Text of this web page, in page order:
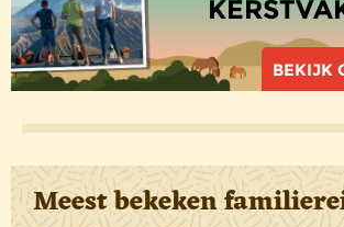
Meest bekeken
BEKIJK